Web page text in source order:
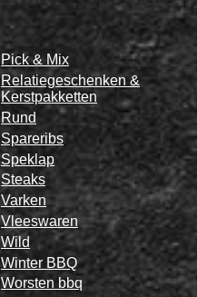
Pick & Mix
Relatiegeschenken &
Kerstpakketten
Rund
Spareribs
Speklap
Steaks
Varken
Vleeswaren
Wild
Winter BBQ
Worsten bbq